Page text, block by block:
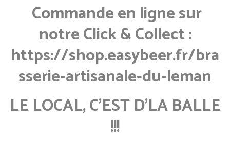
Commande en ligne sur
notre Click & Collect :
https://shop.easybeer.fr/bra
sserie-artisanale-du-leman
LE LOCAL, C’EST D’LA BALLE
!!!